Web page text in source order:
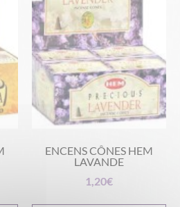
ENCENS CÔNES HEM
LAVANDE
1,20€